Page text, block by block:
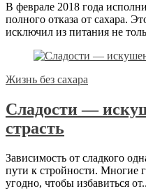
В феврале 2018 года
полного отказа от сахара.
исключил из питания не
Жизнь без сахара
Сладости —
страсть
Зависимость от сладкого
пути к стройности. Многие
угодно, чтобы избавиться